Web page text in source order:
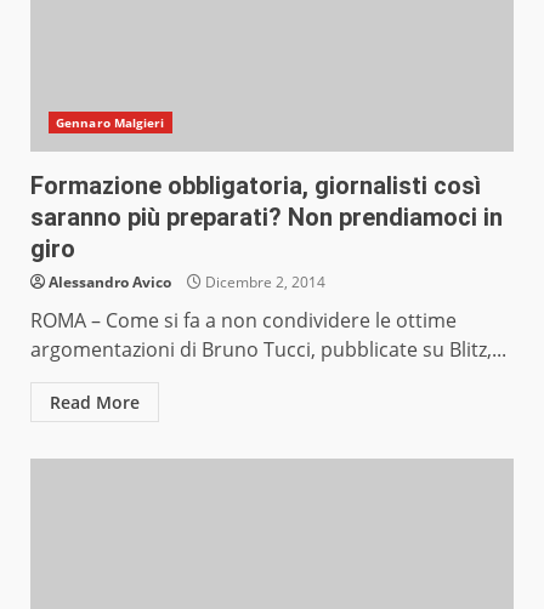
Gennaro Malgieri
Formazione obbligatoria, giornalisti così
saranno più preparati? Non prendiamoci in
giro
Alessandro Avico Dicembre 2, 2014
ROMA – Come si fa a non condividere le ottime
argomentazioni di Bruno Tucci, pubblicate su Blitz,...
Read More